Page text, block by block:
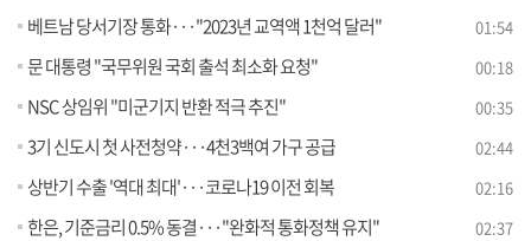
베트남 당서기장 통화···"2023년 교역액 1천억 달러" 01:54
문 대통령 "국무위원 국회 출석 최소화 요청" 00:18
NSC 상임위 "미군기지 반환 적극 추진" 00:35
3기 신도시 첫 사전청약···4천3백여 가구 공급 02:44
상반기 수출 '역대 최대'···코로나19 이전 회복 02:16
한은, 기준금리 0.5% 동결···"완화적 통화정책 유지" 02:37